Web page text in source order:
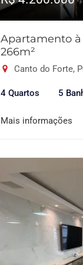
Apartamento
266m²
Canto do Forte,
4 Quartos 5
Mais informações